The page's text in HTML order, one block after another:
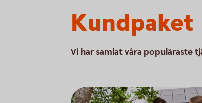
Kundpaket
Vi har samlat våra populäraste